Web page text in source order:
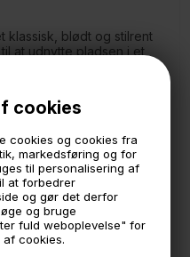
cookies
cookies og cookies fra
markedsføring og for
til personalisering af
at forbedrer
og gør det derfor
og bruge
fuld weboplevelse" for
af cookies.
klassisk, blødt og stilrent
at udnytte pladsen i et
smukke blomster,
ikke
får produceret i
af miljøet og ingen